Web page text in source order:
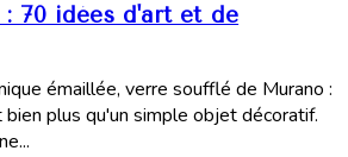
70 idées d'art et de
émaillée, verre soufflé de Murano :
plus qu'un simple objet décoratif.